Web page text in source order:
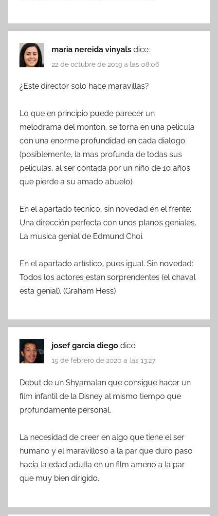
maria nereida vinyals dice:
22 de octubre de 2019 a las 08:06
¿Este director solo hace maravillas?
Lo que en principio puede parecer un
melodrama del monton, se torna en una pelicula
con una enorme profundidad en cada dialogo
(posiblemente, la mas profunda de todas sus
peliculas, al ser contada por un niño de 10 años
que pierde a su amado abuelo).
En el apartado tecnico, sin novedad en el frente:
Una dirección perfecta con unos planos geniales.
La musica genial de Edmund Choi.
En el apartado artístico, pues igual. Sin novedad:
Todos los actores estan sorprendentes (el chaval
esta genial). (Graham Hess)
josef garcia diego dice:
15 de febrero de 2020 a las 13:27
Debut de un Shyamalan que consigue hacer un
film infantil de la Disney al mismo tiempo que
profundamente personal.
La necesidad de creer en algo que tiene el ser
humano y el maravilloso a la par que duro paso
hacia la edad adulta en un film ameno a la par
que muy bien dirigido.